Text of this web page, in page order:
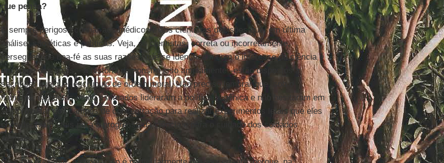
que pensa?
É sempre perigoso confiar aos médicos e aos cientistas decisões que, em última
análise, são éticas e políticas. Veja, os cientistas, correta ou incorretamente,
perseguem de boa-fé as suas razões, que se identificam com o interesse da ciência e
em nome das quais – a história demonstra isso amplamente –estão dispostos a
sacrificar qualquer escrúpulo de ordem moral. Não preciso lembrar que, sob o
nazismo, cientistas muito estimados lideraram a política eugênica e não hesitaram em
se aproveitar dos campos de concentração para realizar experimentos letais que eles
consideravam úteis para o progresso da ciência e para o cuidado dos soldados
alemães.